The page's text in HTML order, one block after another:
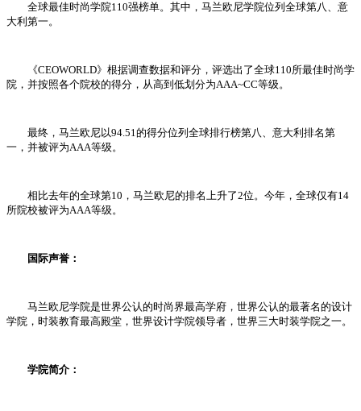
全球最佳时尚学院110强榜单。其中，马兰欧尼学院位列全球第八、意
大利第一。
《CEOWORLD》根据调查数据和评分，评选出了全球110所最佳时尚学
院，并按照各个院校的得分，从高到低划分为AAA~CC等级。
最终，马兰欧尼以94.51的得分位列全球排行榜第八、意大利排名第
一，并被评为AAA等级。
相比去年的全球第10，马兰欧尼的排名上升了2位。今年，全球仅有14
所院校被评为AAA等级。
国际声誉：
马兰欧尼学院是世界公认的时尚界最高学府，世界公认的最著名的设计
学院，时装教育最高殿堂，世界设计学院领导者，世界三大时装学院之一。
学院简介：